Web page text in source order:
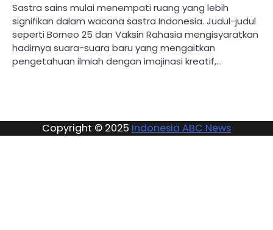
Sastra sains mulai menempati ruang yang lebih
signifikan dalam wacana sastra Indonesia. Judul-judul
seperti Borneo 25 dan Vaksin Rahasia mengisyaratkan
hadirnya suara-suara baru yang mengaitkan
pengetahuan ilmiah dengan imajinasi kreatif,…
Copyright © 2025 Indonesia ABC News